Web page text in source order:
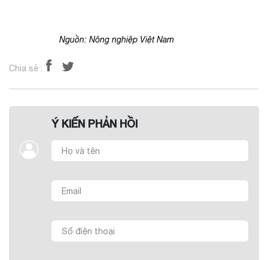
Nguồn: Nông nghiệp Việt Nam
Chia sẻ :
Ý KIẾN PHẢN HỒI